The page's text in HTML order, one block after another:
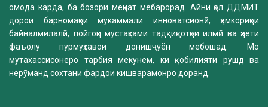
омода карда, ба бозори меҳнат мебарорад. Айни ҳол ДДМИТ
дорои барномаҳои мукаммали инноватсионӣ, ҳамкориҳои
байналмилалӣ, пойгоҳи мустаҳками тадқиқотҳои илмӣ ва ҳаёти
фаъолу пурмуҳтавои донишҷӯён мебошад. Мо
мутахассисонеро тарбия мекунем, ки қобилияти рушд ва
нерӯманд сохтани фардои кишварамонро доранд.